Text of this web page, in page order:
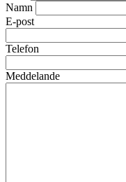
Namn
E-post
Telefon
Meddelande